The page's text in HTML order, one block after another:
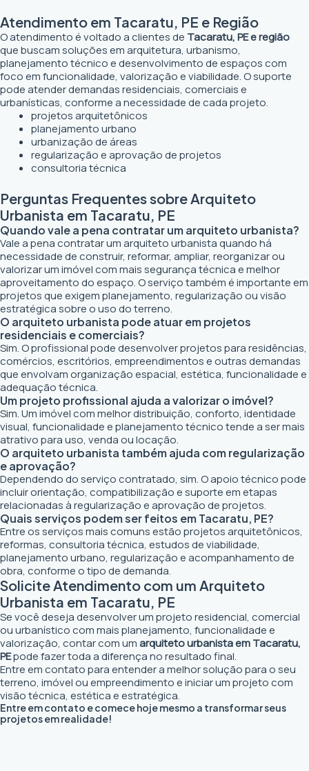
Atendimento em Tacaratu, PE e Região
O atendimento é voltado a clientes de Tacaratu, PE e região
que buscam soluções em arquitetura, urbanismo,
planejamento técnico e desenvolvimento de espaços com
foco em funcionalidade, valorização e viabilidade. O suporte
pode atender demandas residenciais, comerciais e
urbanísticas, conforme a necessidade de cada projeto.
projetos arquitetônicos
planejamento urbano
urbanização de áreas
regularização e aprovação de projetos
consultoria técnica
Perguntas Frequentes sobre Arquiteto
Urbanista em Tacaratu, PE
Quando vale a pena contratar um arquiteto urbanista?
Vale a pena contratar um arquiteto urbanista quando há
necessidade de construir, reformar, ampliar, reorganizar ou
valorizar um imóvel com mais segurança técnica e melhor
aproveitamento do espaço. O serviço também é importante em
projetos que exigem planejamento, regularização ou visão
estratégica sobre o uso do terreno.
O arquiteto urbanista pode atuar em projetos
residenciais e comerciais?
Sim. O profissional pode desenvolver projetos para residências,
comércios, escritórios, empreendimentos e outras demandas
que envolvam organização espacial, estética, funcionalidade e
adequação técnica.
Um projeto profissional ajuda a valorizar o imóvel?
Sim. Um imóvel com melhor distribuição, conforto, identidade
visual, funcionalidade e planejamento técnico tende a ser mais
atrativo para uso, venda ou locação.
O arquiteto urbanista também ajuda com regularização
e aprovação?
Dependendo do serviço contratado, sim. O apoio técnico pode
incluir orientação, compatibilização e suporte em etapas
relacionadas à regularização e aprovação de projetos.
Quais serviços podem ser feitos em Tacaratu, PE?
Entre os serviços mais comuns estão projetos arquitetônicos,
reformas, consultoria técnica, estudos de viabilidade,
planejamento urbano, regularização e acompanhamento de
obra, conforme o tipo de demanda.
Solicite Atendimento com um Arquiteto
Urbanista em Tacaratu, PE
Se você deseja desenvolver um projeto residencial, comercial
ou urbanístico com mais planejamento, funcionalidade e
valorização, contar com umarquiteto urbanista em Tacaratu,
PEpode fazer toda a diferença no resultado final.
Entre em contato para entender a melhor solução para o seu
terreno, imóvel ou empreendimento e iniciar um projeto com
visão técnica, estética e estratégica.
Entre em contato e comece hoje mesmo a transformar seus
projetos em realidade!